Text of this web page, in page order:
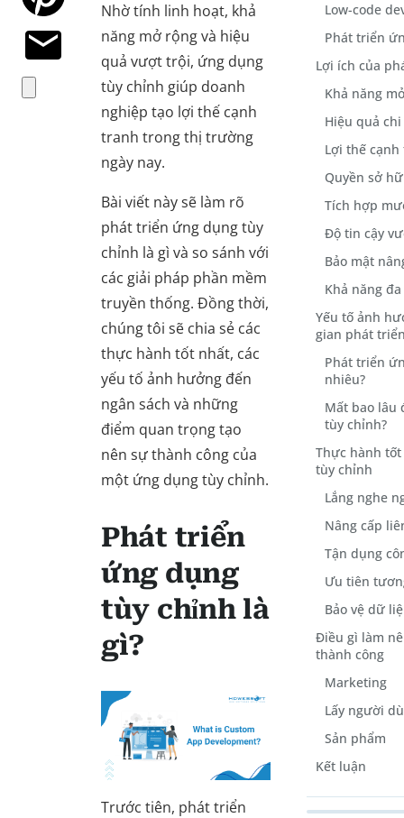
Nhờ tính linh hoạt, khả
năng mở rộng và hiệu
quả vượt trội, ứng dụng
tùy chỉnh giúp doanh
nghiệp tạo lợi thế cạnh
tranh trong thị trường
ngày nay.
Bài viết này sẽ làm rõ
phát triển ứng dụng tùy
chỉnh là gì và so sánh với
các giải pháp phần mềm
truyền thống. Đồng thời,
chúng tôi sẽ chia sẻ các
thực hành tốt nhất, các
yếu tố ảnh hưởng đến
ngân sách và những
điểm quan trọng tạo
nên sự thành công của
một ứng dụng tùy chỉnh.
Phát triển
ứng dụng
tùy chỉnh là
gì?
Trước tiên, phát triển
Low-code
Phát triển
Lợi ích của
Khả năng
Hiệu quả
Lợi thế
Quyền sở
Tích hợp
Độ tin cậy
Bảo mật
Khả năng
Yếu tố ảnh
gian phát
Phát triển
nhiêu?
Mất bao lâu
tùy chỉnh?
Thực hành
tùy chỉnh
Lắng nghe
Nâng cấp
Tận dụng
Ưu tiên
Bảo vệ dữ
Điều gì làm
thành công
Marketing
Lấy người
Sản phẩm
Kết luận